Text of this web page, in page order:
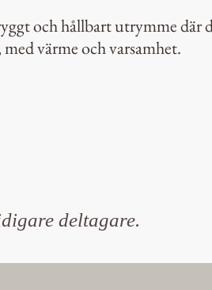
och hållbart utrymme där
värme och varsamhet.
deltagare.